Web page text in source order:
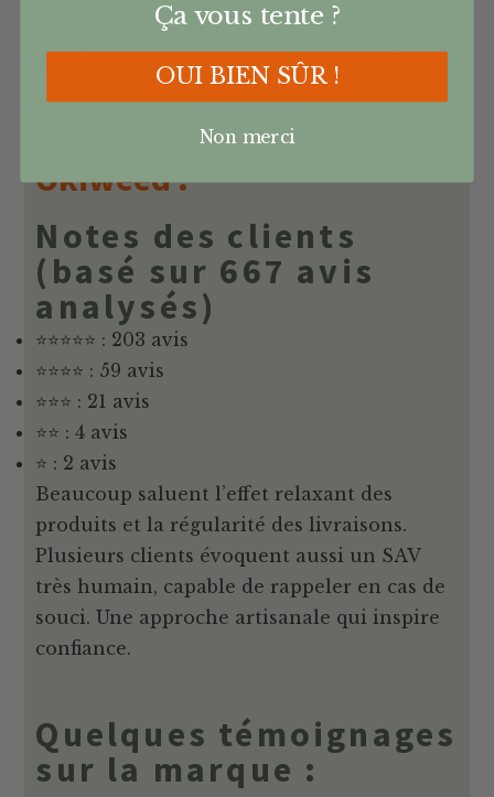
Manque de produits bien-être (pas de
gélules, peu d’huiles, infusions absentes)
Les clients disent de
Okiweed :
Notes des clients
(basé sur 667 avis
analysés)
⭐⭐⭐⭐⭐ : 203 avis
⭐⭐⭐⭐ : 59 avis
⭐⭐⭐ : 21 avis
⭐⭐ : 4 avis
⭐ : 2 avis
Beaucoup saluent l’effet relaxant des
produits et la régularité des livraisons.
Plusieurs clients évoquent aussi un SAV
très humain, capable de rappeler en cas de
souci. Une approche artisanale qui inspire
confiance.
Quelques témoignages
sur la marque :
Ça vous tente ?
OUI BIEN SÛR !
Non merci